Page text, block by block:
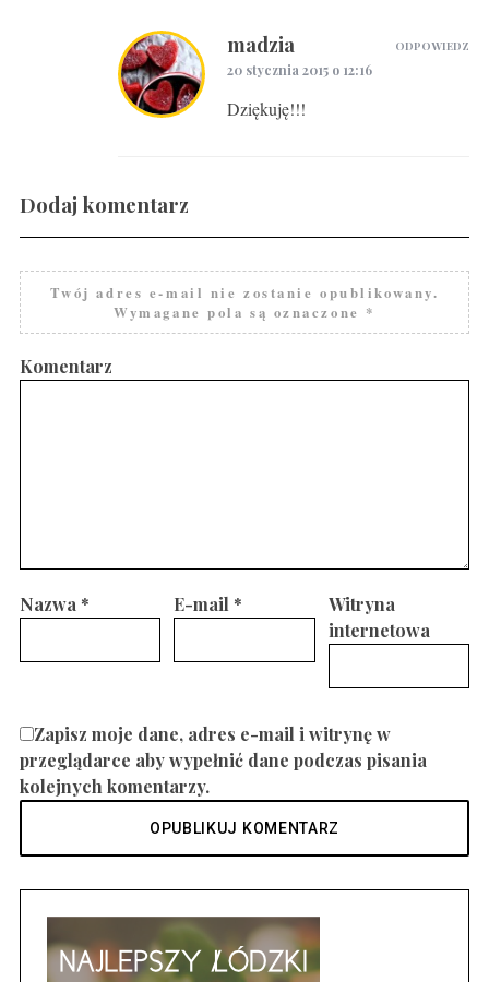
madzia
20 stycznia 2015 o 12:16
Dziękuję!!!
ODPOWIEDZ
Dodaj komentarz
Twój adres e-mail nie zostanie opublikowany.
Wymagane pola są oznaczone *
Komentarz
Nazwa * E-mail *
Witryna
internetowa
Zapisz moje dane, adres e-mail i witrynę w
przeglądarce aby wypełnić dane podczas pisania
kolejnych komentarzy.